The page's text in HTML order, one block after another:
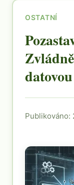
OSTATNÍ
Publikováno: